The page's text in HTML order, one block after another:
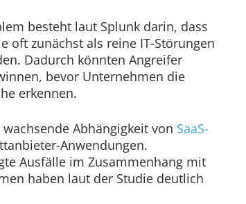
besteht laut Splunk darin, dass
oft zunächst als reine IT-Störungen
Dadurch könnten Angreifer
bevor Unternehmen die
erkennen.
Abhängigkeit von SaaS-
Anwendungen.
Ausfälle im Zusammenhang mit
haben laut der Studie deutlich